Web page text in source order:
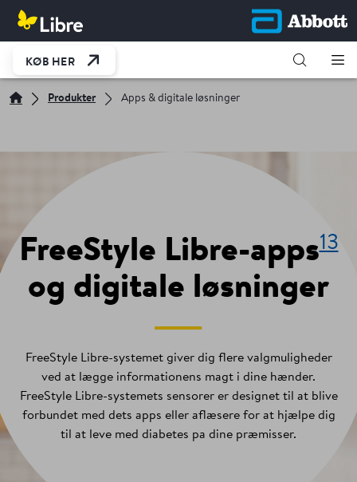
KØB HER
Produkter Apps & digitale løsninger
FreeStyle Libre-apps13
og digitale løsninger
FreeStyle Libre-systemet giver dig flere valgmuligheder
ved at lægge informationens magt i dine hænder.
FreeStyle Libre-systemets sensorer er designet til at blive
forbundet med dets apps eller aflæsere for at hjælpe dig
til at leve med diabetes pa dine præmisser.